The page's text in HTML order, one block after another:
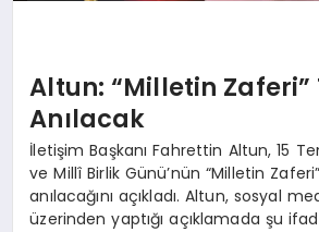
Altun: “Milletin Zaferi”
Anılacak
İletişim Başkanı Fahrettin Altun, 15
ve Millî Birlik Günü’nün “Milletin
anılacağını açıkladı. Altun, sosyal
üzerinden yaptığı açıklamada şu